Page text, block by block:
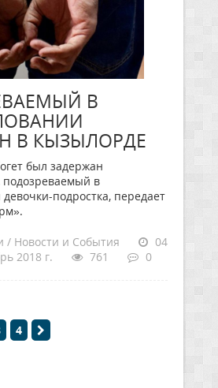
В
В КЫЗЫЛОРДЕ
был задержан
в
подростка, передает
/ Новости и События
04
2018 г.
761 0
4